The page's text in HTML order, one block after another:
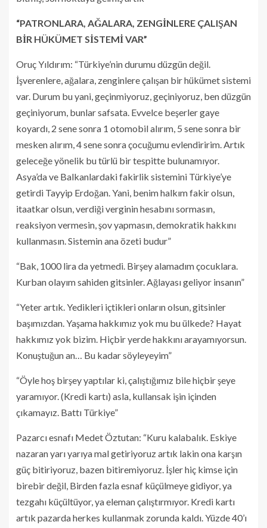
“PATRONLARA, AĞALARA, ZENGİNLERE ÇALIŞAN
BİR HÜKÜMET SİSTEMİ VAR”
Oruç Yıldırım: “Türkiye’nin durumu düzgün değil.
İşverenlere, ağalara, zenginlere çalışan bir hükümet sistemi
var. Durum bu yani, geçinmiyoruz, geçiniyoruz, ben düzgün
geçiniyorum, bunlar safsata. Evvelce beşerler gaye
koyardı, 2 sene sonra 1 otomobil alırım, 5 sene sonra bir
mesken alırım, 4 sene sonra çocuğumu evlendiririm. Artık
geleceğe yönelik bu türlü bir tespitte bulunamıyor.
Asya’da ve Balkanlardaki fakirlik sistemini Türkiye’ye
getirdi Tayyip Erdoğan. Yani, benim halkım fakir olsun,
itaatkar olsun, verdiği verginin hesabını sormasın,
reaksiyon vermesin, şov yapmasın, demokratik hakkını
kullanmasın. Sistemin ana özeti budur”
“Bak, 1000 lira da yetmedi. Birşey alamadım çocuklara.
Kurban olayım sahiden gitsinler. Ağlayası geliyor insanın”
“Yeter artık. Yedikleri içtikleri onların olsun, gitsinler
başımızdan. Yaşama hakkımız yok mu bu ülkede? Hayat
hakkımız yok bizim. Hiçbir yerde hakkını arayamıyorsun.
Konuştuğun an… Bu kadar söyleyeyim”
“Öyle hoş birşey yaptılar ki, çalıştığımız bile hiçbir şeye
yaramıyor. (Kredi kartı) asla, kullansak işin içinden
çıkamayız. Battı Türkiye”
Pazarcı esnafı Medet Öztutan: “Kuru kalabalık. Eskiye
nazaran yarı yarıya mal getiriyoruz artık lakin ona karşın
güç bitiriyoruz, bazen bitiremiyoruz. İşler hiç kimse için
birebir değil, Birden fazla esnaf küçülmeye gidiyor, ya
tezgahı küçültüyor, ya eleman çalıştırmıyor. Kredi kartı
artık pazarda herkes kullanmak zorunda kaldı. Yüzde 40’ı